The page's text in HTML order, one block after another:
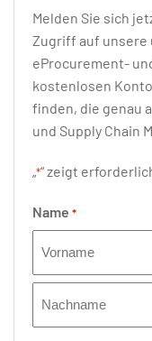
Melden Sie sich
Zugriff auf unsere
eProcurement-
kostenlosen
finden, die genau
und Supply Chain
„*“ zeigt
Name *